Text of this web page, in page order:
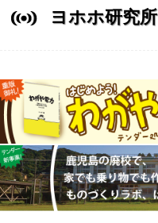
ヨホホ研究所